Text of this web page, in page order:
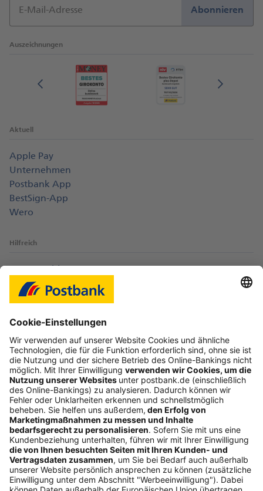
E-Mail-Adresse Abonnieren
Auszeichnungen
Aktuell
Apple Pay
Unternehmen
Postbank App
BestSign-App
Wero
Hilfreich
Login-Probleme
Karte sperren
Kontakt
myBHW
Interessant
Freundschaftswerbung
Schufa-Auskunft
Soziales Engagement
Nachhaltigkeit
ETF-Sparplanrechner
Beliebt